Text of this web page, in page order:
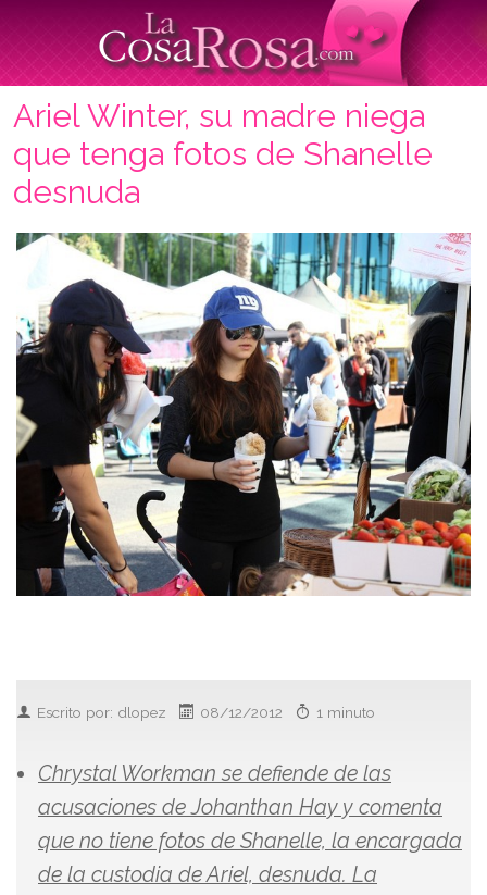
Ariel Winter, su madre niega
que tenga fotos de Shanelle
desnuda
Escrito por: dlopez 08/12/2012 1 minuto
Chrystal Workman se defiende de las
acusaciones de Johanthan Hay y comenta
que no tiene fotos de Shanelle, la encargada
de la custodia de Ariel, desnuda. La